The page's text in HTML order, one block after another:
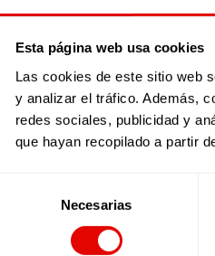
Esta página web usa cookies
Las cookies de este sitio web
y analizar el tráfico. Además,
redes sociales, publicidad y
que hayan recopilado a partir
consentimiento
Necesarias